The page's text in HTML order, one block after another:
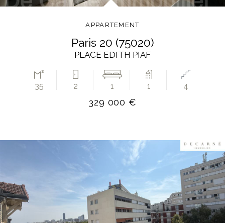
APPARTEMENT
paris 20 (75020)
PLACE EDITH PIAF
35 2 1 1 4
329 000 €